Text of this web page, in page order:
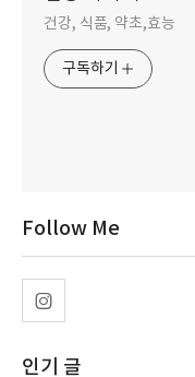
건강, 식품, 약초,효능
구독하기
Follow Me
인기 글